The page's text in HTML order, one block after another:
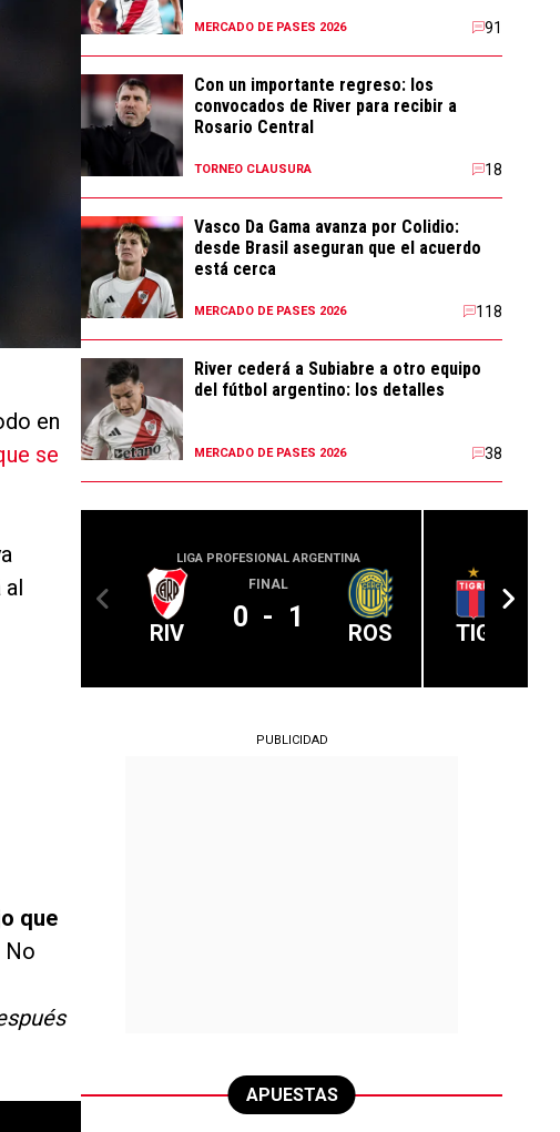
en
se
al
que
No
MERCADO DE PASES 2026 91
Con un importante regreso: los
convocados de River para recibir a
Rosario Central
TORNEO CLAUSURA 18
Vasco Da Gama avanza por Colidio:
desde Brasil aseguran que el acuerdo
está cerca
MERCADO DE PASES 2026 118
River cederá a Subiabre a otro equipo
del fútbol argentino: los detalles
MERCADO DE PASES 2026 38
LIGA PROFESIONAL ARGENTINA
RIV
FINAL
0 - 1 ROS TIG
PUBLICIDAD
APUESTAS